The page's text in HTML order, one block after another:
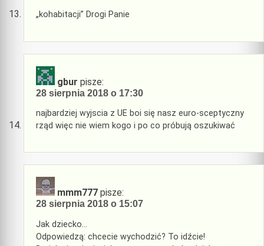
„kohabitacji” Drogi Panie
gbur pisze:
28 sierpnia 2018 o 17:30
najbardziej wyjscia z UE boi się nasz euro-sceptyczny
rząd więc nie wiem kogo i po co próbują oszukiwać
mmm777 pisze:
28 sierpnia 2018 o 15:07
Jak dziecko…
Odpowiedzą: chcecie wychodzić? To idźcie!